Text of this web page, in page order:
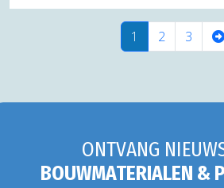
1 (current)
2 3
ONTVANG
BOUWMATERIALEN &